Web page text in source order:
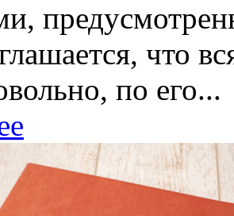
что
по его...